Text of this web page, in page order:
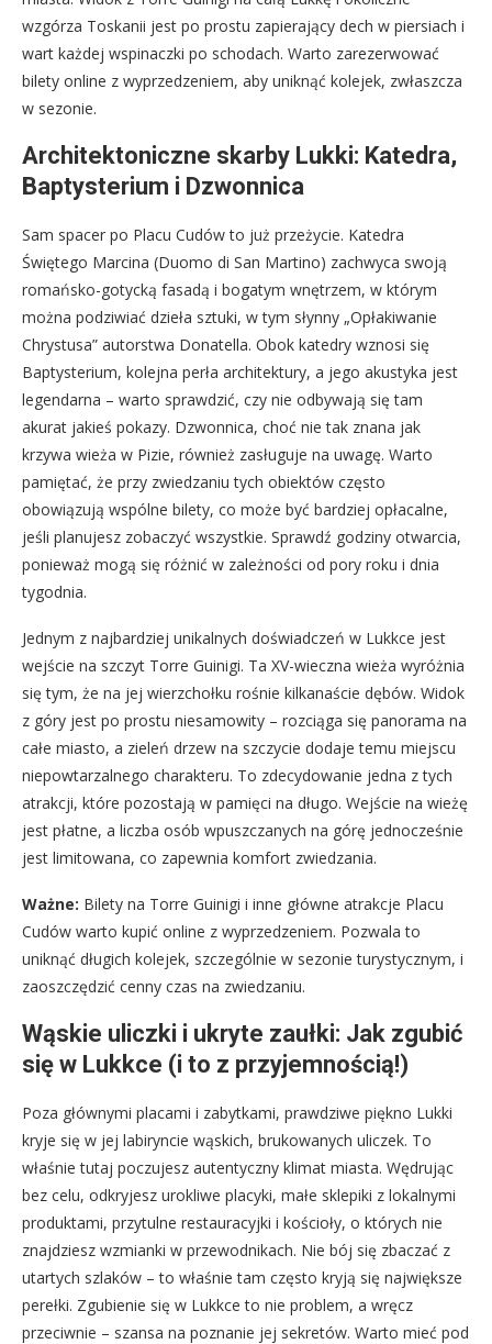
wzgórza Toskanii jest po prostu zapierający dech w piersiach i
wart każdej wspinaczki po schodach. Warto zarezerwować
bilety online z wyprzedzeniem, aby uniknąć kolejek, zwłaszcza
w sezonie.
Architektoniczne skarby Lukki: Katedra,
Baptysterium i Dzwonnica
Sam spacer po Placu Cudów to już przeżycie. Katedra
Świętego Marcina (Duomo di San Martino) zachwyca swoją
romańsko-gotycką fasadą i bogatym wnętrzem, w którym
można podziwiać dzieła sztuki, w tym słynny „Opłakiwanie
Chrystusa” autorstwa Donatella. Obok katedry wznosi się
Baptysterium, kolejna perła architektury, a jego akustyka jest
legendarna – warto sprawdzić, czy nie odbywają się tam
akurat jakieś pokazy. Dzwonnica, choć nie tak znana jak
krzywa wieża w Pizie, również zasługuje na uwagę. Warto
pamiętać, że przy zwiedzaniu tych obiektów często
obowiązują wspólne bilety, co może być bardziej opłacalne,
jeśli planujesz zobaczyć wszystkie. Sprawdź godziny otwarcia,
ponieważ mogą się różnić w zależności od pory roku i dnia
tygodnia.
Jednym z najbardziej unikalnych doświadczeń w Lukkce jest
wejście na szczyt Torre Guinigi. Ta XV-wieczna wieża wyróżnia
się tym, że na jej wierzchołku rośnie kilkanaście dębów. Widok
z góry jest po prostu niesamowity – rozciąga się panorama na
całe miasto, a zieleń drzew na szczycie dodaje temu miejscu
niepowtarzalnego charakteru. To zdecydowanie jedna z tych
atrakcji, które pozostają w pamięci na długo. Wejście na wieżę
jest płatne, a liczba osób wpuszczanych na górę jednocześnie
jest limitowana, co zapewnia komfort zwiedzania.
Ważne: Bilety na Torre Guinigi i inne główne atrakcje Placu
Cudów warto kupić online z wyprzedzeniem. Pozwala to
uniknąć długich kolejek, szczególnie w sezonie turystycznym, i
zaoszczędzić cenny czas na zwiedzaniu.
Wąskie uliczki i ukryte zaułki: Jak zgubić
się w Lukkce (i to z przyjemnością!)
Poza głównymi placami i zabytkami, prawdziwe piękno Lukki
kryje się w jej labiryncie wąskich, brukowanych uliczek. To
właśnie tutaj poczujesz autentyczny klimat miasta. Wędrując
bez celu, odkryjesz urokliwe placyki, małe sklepiki z lokalnymi
produktami, przytulne restauracyjki i kościoły, o których nie
znajdziesz wzmianki w przewodnikach. Nie bój się zbaczać z
utartych szlaków – to właśnie tam często kryją się największe
perełki. Zgubienie się w Lukkce to nie problem, a wręcz
przeciwnie – szansa na poznanie jej sekretów. Warto mieć pod